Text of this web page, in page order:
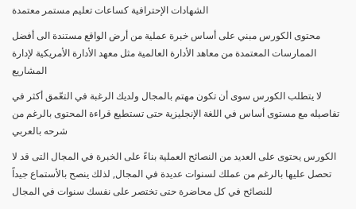
الشهادات الإحترافية كساعات تعليم مستمر معتمدة
محتوى الكورس مبني على أساس خبرة عملية من أرض الواقع مستندة الى أفضل
الممارسات المعتمدة من معاهد الأدارة العالمية مثل معهد الأدارة الأمريكية لإدارة
المشاريع
لا يتطلب الكورس سوى أن تكون مهتم بالمجال ولديك الرغبة في التعّمق أكثر في
تفاصيله مع مستوى أساس في اللغة الإنجليزية حتى تستطيع قراءة المحتوى بالرغم من
شرحه بالعربي
الكورس يحتوى على العديد من النصائح العملية بناءً على الخبرة في المجال التى قد لا
تحصل عليها بالرغم من عملك لسنوات عديدة في المجال, لذلك ينصح بالأستماع جيداً
للنصائح في كل محاضرة حتى تختصر على نفسك سنوات في المجال